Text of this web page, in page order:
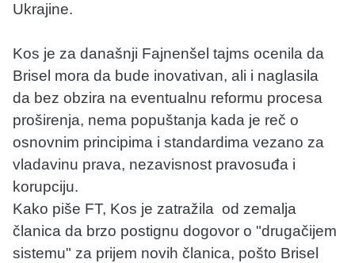
Ukrajine.
Kos je za današnji Fajnenšel tajms ocenila da
Brisel mora da bude inovativan, ali i naglasila
da bez obzira na eventualnu reformu procesa
proširenja, nema popuštanja kada je reč o
osnovnim principima i standardima vezano za
vladavinu prava, nezavisnost pravosuđa i
korupciju.
Kako piše FT, Kos je zatražila od zemalja
članica da brzo postignu dogovor o "drugačijem
sistemu" za prijem novih članica, pošto Brisel